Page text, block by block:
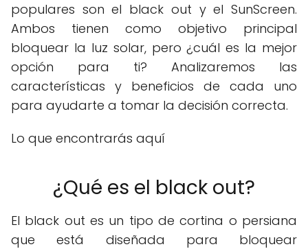
populares son el black out y el SunScreen.
Ambos tienen como objetivo principal
bloquear la luz solar, pero ¿cuál es la mejor
opción para ti? Analizaremos las
características y beneficios de cada uno
para ayudarte a tomar la decisión correcta.
Lo que encontrarás aquí
¿Qué es el black out?
El black out es un tipo de cortina o persiana
que está diseñada para bloquear